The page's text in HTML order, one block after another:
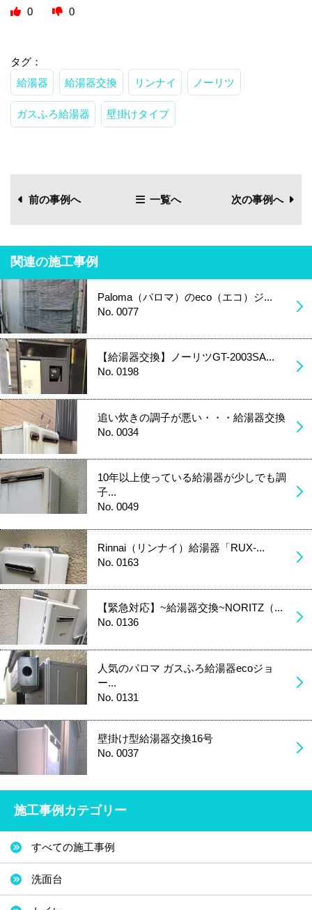
0 0
タグ：
給湯器
給湯器交換 リンナイ ノーリツ
ガスふろ給湯器 壁掛けタイプ
前の事例へ 一覧へ 次の事例へ
関連の施工事例
Paloma（パロマ）のeco（エコ）ジ...
No. 0077
【給湯器交換】ノーリツGT-2003SA...
No. 0198
追い炊きの調子が悪い・・・給湯器交換
No. 0034
10年以上使っている給湯器が少しでも調
子...
No. 0049
Rinnai（リンナイ）給湯器「RUX-...
No. 0163
【緊急対応】~給湯器交換~NORITZ（...
No. 0136
人気のパロマ ガスふろ給湯器ecoジョ
ー...
No. 0131
壁掛け型給湯器交換16号
No. 0037
施工事例カテゴリー
すべての施工事例
洗面台